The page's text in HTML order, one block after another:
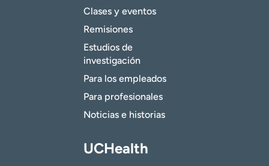
Clases y eventos
Remisiones
Estudios de
investigación
Para los empleados
Para profesionales
Noticias e historias
UCHealth